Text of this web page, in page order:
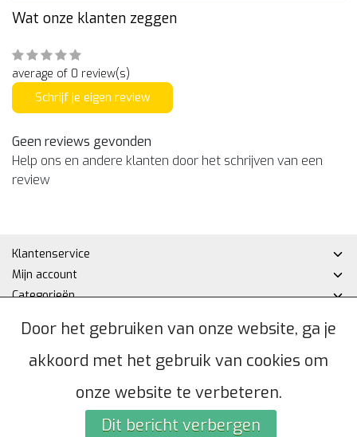
Wat onze klanten zeggen
average of 0 review(s)
Schrijf je eigen review
Geen reviews gevonden
Help ons en andere klanten door het schrijven van een
review
Klantenservice
Mijn account
Categorieën
© Copyright 2026 - Hakan DHZ | Realisatie InStijl Media
Door het gebruiken van onze website, ga je
akkoord met het gebruik van cookies om
onze website te verbeteren.
Dit bericht verbergen